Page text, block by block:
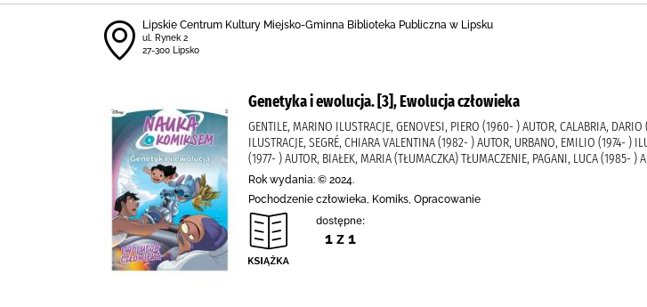
Lipskie Centrum Kultury Miejsko-Gminna Biblioteka Publiczna w Lipsku
ul. Rynek 2
27-300 Lipsko
Genetyka i ewolucja. [3], Ewolucja człowieka
GENTILE, MARINO ILUSTRACJE, GENOVESI, PIERO (1960- ) AUTOR, CALABRIA,
ILUSTRACJE, SEGRÉ, CHIARA VALENTINA (1982- ) AUTOR, URBANO, EMILIO (1974- )
(1977- ) AUTOR, BIAŁEK, MARIA (TŁUMACZKA) TŁUMACZENIE, PAGANI, LUCA (1985- )
Rok wydania: © 2024.
Pochodzenie człowieka, Komiks, Opracowanie
dostępne:
1 z 1